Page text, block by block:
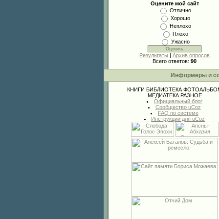
Оцените мой сайт
Отлично
Хорошо
Неплохо
Плохо
Ужасно
Результаты | Архив опросов
Всего ответов: 90
Информеры и
КНИГИ БИБЛИОТЕКА
МЕДИАТЕКА РАЗНОЕ
Официальный блог
Сообщество uCoz
FAQ по системе
Инструкции для uCoz